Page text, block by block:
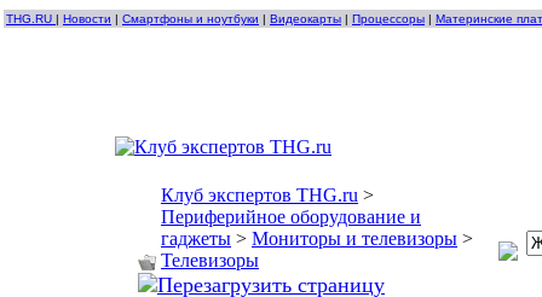
THG.RU | Новости | Смартфоны и ноутбуки | Видеокарты | Процессоры | Материнские
Клуб экспертов THG.ru >
Периферийное оборудование и
гаджеты > Мониторы и телевизоры >
Телевизоры